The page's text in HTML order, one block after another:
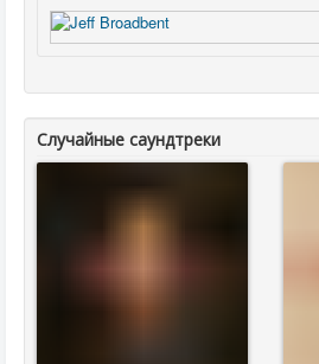
Случайные саундтреки